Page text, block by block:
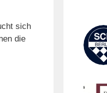
sich
die